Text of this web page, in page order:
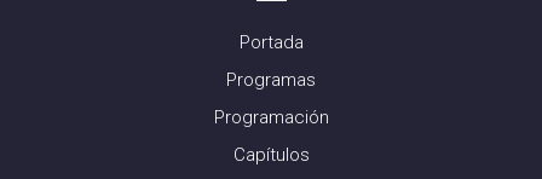
Portada
Programas
Programación
Capítulos